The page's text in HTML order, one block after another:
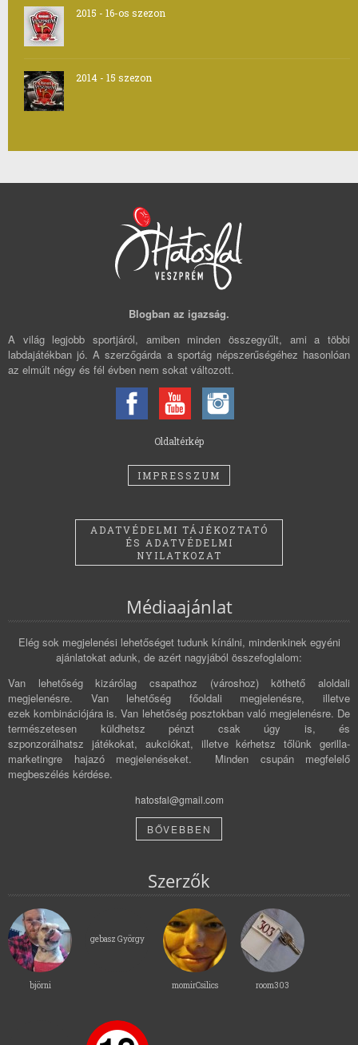
2015 - 16-os szezon
2014 - 15 szezon
Blogban az igazság.
A világ legjobb sportjáról, amiben minden összegyűlt, ami a többi
labdajátékban jó. A szerzőgárda a sportág népszerűségéhez hasonlóan
az elmúlt négy és fél évben nem sokat változott.
Oldaltérkép
IMPRESSZUM
ADATVÉDELMI TÁJÉKOZTATÓ
ÉS ADATVÉDELMI
NYILATKOZAT
Médiaajánlat
Elég sok megjelenési lehetőséget tudunk kínálni, mindenkinek egyéni
ajánlatokat adunk, de azért nagyjából összefoglalom:
Van lehetőség kizárólag csapathoz (városhoz) köthető aloldali
megjelenésre. Van lehetőség főoldali megjelenésre, illetve
ezek kombinációjára is. Van lehetőség posztokban való megjelenésre. De
természetesen küldhetsz pénzt csak úgy is, és
szponzorálhatsz játékokat, aukciókat, illetve kérhetsz tőlünk gerilla-
marketingre hajazó megjelenéseket. Minden csupán megfelelő
megbeszélés kérdése.
hatosfal@gmail.com
BŐVEBBEN
Szerzők
björni
gebasz György
momirCsilics room303